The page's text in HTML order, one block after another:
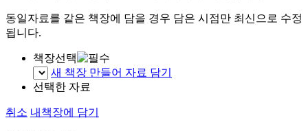
동일자료를 같은 책장에 담을 경우 담은 시점만 최신으로 수정
됩니다.
책장선택
새 책장 만들어 자료 담기
선택한 자료
취소 내책장에 담기